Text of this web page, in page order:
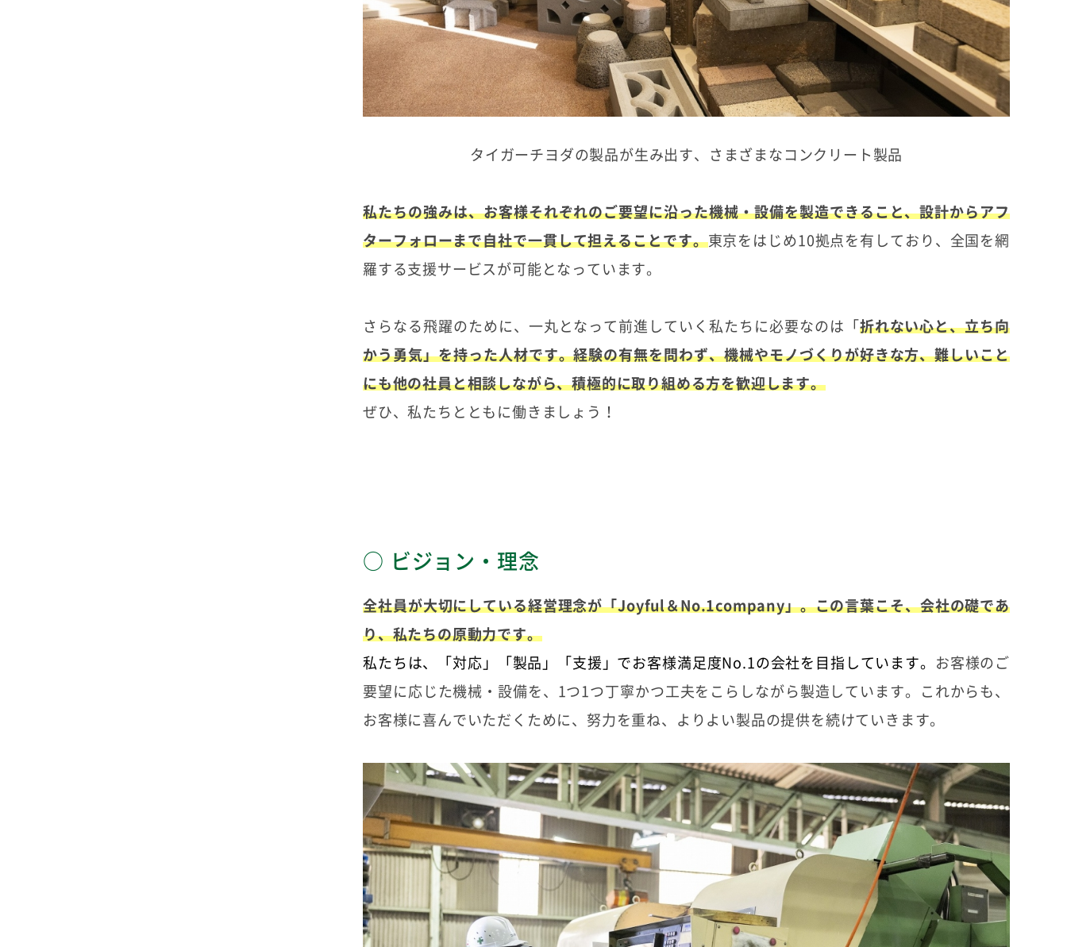
タイガーチヨダの製品が生み出す、さまざまなコンクリート製品
私たちの強みは、お客様それぞれのご要望に沿った機械・設備を製造できること、設計からアフ
ターフォローまで自社で一貫して担えることです。東京をはじめ10拠点を有しており、全国を網
羅する支援サービスが可能となっています。
さらなる飛躍のために、一丸となって前進していく私たちに必要なのは「 折れない心と、立ち向
かう勇気」を持った人材です。経験の有無を問わず、機械やモノづくりが好きな方、難しいこと
にも他の社員と相談しながら、積極的に取り組める方を歓迎します。
ぜひ、私たちとともに働きましょう！
ビジョン・理念
全社員が大切にしている経営理念が「Joyful＆No.1company」。この言葉こそ、会社の礎であ
り、私たちの原動力です。
私たちは、「対応」「製品」「支援」でお客様満足度No.1の会社を目指しています。
お客様のご
要望に応じた機械・設備を、1つ1つ丁寧かつ工夫をこらしながら製造しています。これからも、
お客様に喜んでいただくために、努力を重ね、よりよい製品の提供を続けていきます。